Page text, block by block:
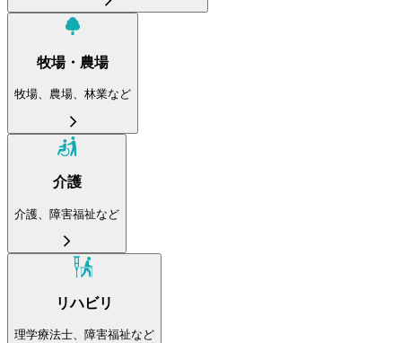
牧場・農場
牧場、農場、林業など
介護
介護、障害福祉など
リハビリ
理学療法士、障害福祉など